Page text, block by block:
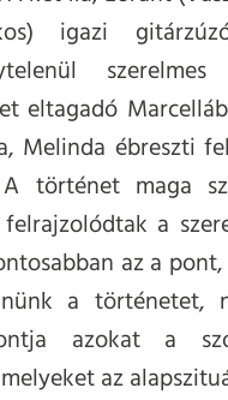
igazi
eltagadó
Melinda ébreszti
A történet maga
a
az a
a történetet,
azokat a
az